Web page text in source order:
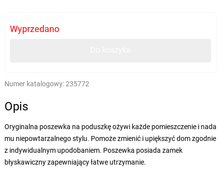
Wyprzedano
Numer katalogowy:235772
Opis
Oryginalna poszewka na poduszkę ożywi każde pomieszczenie i nada
mu niepowtarzalnego stylu. Pomoże zmienić i upiększyć dom zgodnie
z indywidualnym upodobaniem. Poszewka posiada zamek
błyskawiczny zapewniający łatwe utrzymanie.